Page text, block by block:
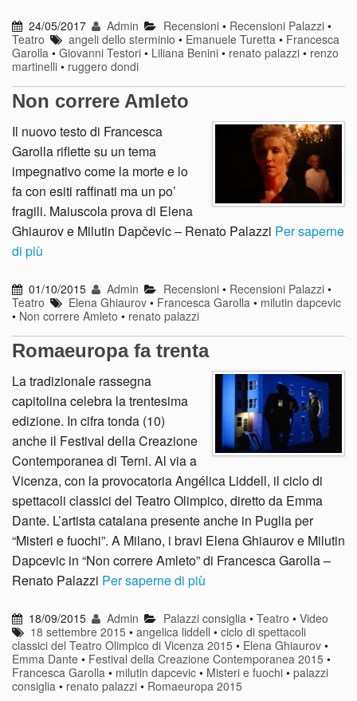
24/05/2017 Admin Recensioni• Recensioni Palazzi•
Teatro
angeli dello sterminio • Emanuele Turetta • Francesca
Garolla • Giovanni Testori • Liliana Benini • renato palazzi • renzo
martinelli • ruggero dondi
Non correre Amleto
Il nuovo testo di Francesca
Garolla riflette su un tema
impegnativo come la morte e lo
fa con esiti raffinati ma un po’
fragili. Maiuscola prova di Elena
Ghiaurov e Milutin Dapčevic – Renato Palazzi Per saperne
di più
01/10/2015 Admin Recensioni• Recensioni Palazzi•
Teatro
Elena Ghiaurov • Francesca Garolla • milutin dapcevic
• Non correre Amleto • renato palazzi
Romaeuropa fa trenta
La tradizionale rassegna
capitolina celebra la trentesima
edizione. In cifra tonda (10)
anche il Festival della Creazione
Contemporanea di Terni. Al via a
Vicenza, con la provocatoria Angélica Liddell, il ciclo di
spettacoli classici del Teatro Olimpico, diretto da Emma
Dante. L’artista catalana presente anche in Puglia per
“Misteri e fuochi”. A Milano, i bravi Elena Ghiaurov e Milutin
Dapcevic in “Non correre Amleto” di Francesca Garolla –
Renato Palazzi Per saperne di più
18/09/2015 Admin Palazzi consiglia • Teatro • Video
18 settembre 2015 •angelica liddell •ciclo di spettacoli
classici del Teatro Olimpico di Vicenza 2015 • Elena Ghiaurov •
Emma Dante • Festival della Creazione Contemporanea 2015 •
Francesca Garolla • milutin dapcevic • Misteri e fuochi • palazzi
consiglia • renato palazzi • Romaeuropa 2015